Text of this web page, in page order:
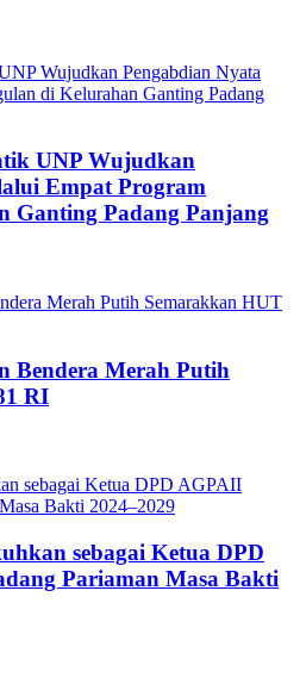
UNP Wujudkan
Empat Program
Ganting Padang Panjang
Bendera Merah Putih
RI
sebagai Ketua DPD
Pariaman Masa Bakti